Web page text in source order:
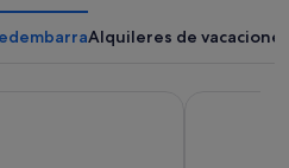
Alquileres de